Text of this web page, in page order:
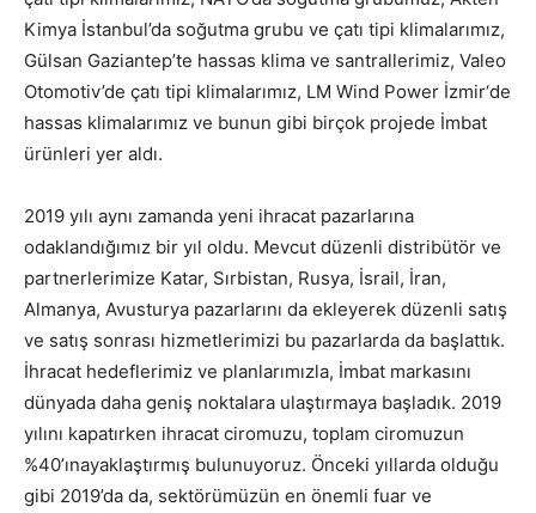
Kimya İstanbul’da soğutma grubu ve çatı tipi klimalarımız,
Gülsan Gaziantep’te hassas klima ve santrallerimiz, Valeo
Otomotiv’de çatı tipi klimalarımız, LM Wind Power İzmir‘de
hassas klimalarımız ve bunun gibi birçok projede İmbat
ürünleri yer aldı.
2019 yılı aynı zamanda yeni ihracat pazarlarına
odaklandığımız bir yıl oldu. Mevcut düzenli distribütör ve
partnerlerimize Katar, Sırbistan, Rusya, İsrail, İran,
Almanya, Avusturya pazarlarını da ekleyerek düzenli satış
ve satış sonrası hizmetlerimizi bu pazarlarda da başlattık.
İhracat hedeflerimiz ve planlarımızla, İmbat markasını
dünyada daha geniş noktalara ulaştırmaya başladık. 2019
yılını kapatırken ihracat ciromuzu, toplam ciromuzun
%40’ınayaklaştırmış bulunuyoruz. Önceki yıllarda olduğu
gibi 2019’da da, sektörümüzün en önemli fuar ve